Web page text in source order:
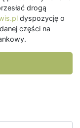
drogą
dyspozycję o
części na